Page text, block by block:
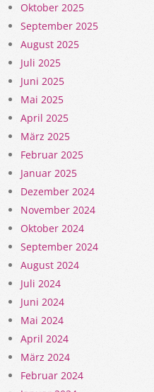
Oktober 2025
September 2025
August 2025
Juli 2025
Juni 2025
Mai 2025
April 2025
März 2025
Februar 2025
Januar 2025
Dezember 2024
November 2024
Oktober 2024
September 2024
August 2024
Juli 2024
Juni 2024
Mai 2024
April 2024
März 2024
Februar 2024